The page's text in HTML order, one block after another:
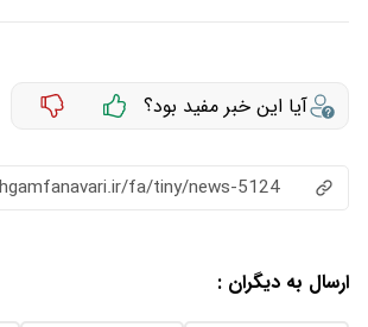
آیا این خبر مفید بود؟
fa/tiny/news-5124
ارسال به دیگران :